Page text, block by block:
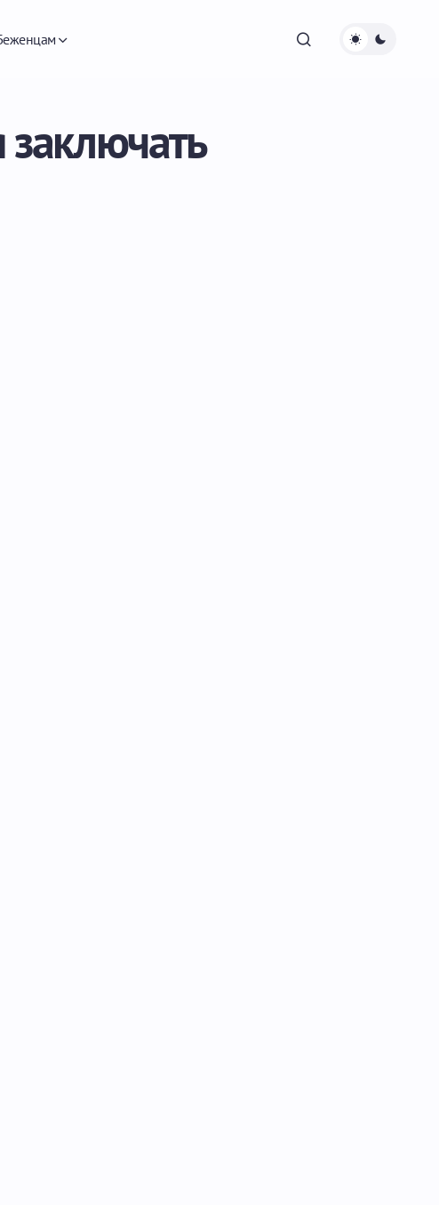
заключать